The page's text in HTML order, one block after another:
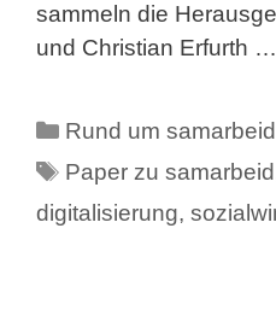
sammeln die
und Christian Erfurth …
Kategorien
Rund um samarbeid
Schlagwörter
Paper zu samarbeid
digitalisierung,